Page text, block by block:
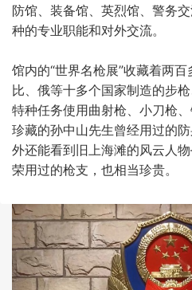
防馆、装备馆、英烈馆、警务
种的专业职能和对外交流。
馆内的“世界名枪展”收藏着两百
比、俄等十多个国家制造的步
特种任务使用曲射枪、小刀枪
珍藏的孙中山先生曾经用过的
外还能看到旧上海滩的风云人
荣用过的枪支，也相当珍贵。